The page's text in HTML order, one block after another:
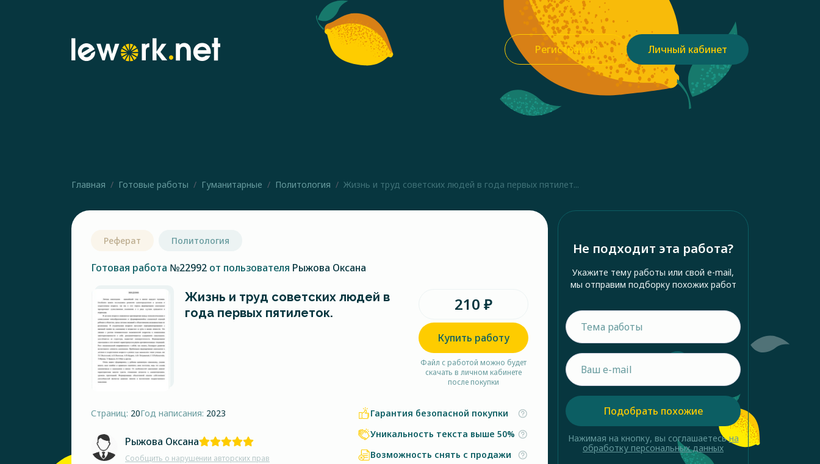
Регистрация Личный кабинет
Главная Готовые работы Гуманитарные Политология Жизнь и труд советских людей в года первых пятилет...
Реферат Политология
Готовая работа №22992 от пользователя Рыжова Оксана
Жизнь и труд советских людей в
года первых пятилеток.
210 ₽
Купить работу
Файл с работой можно будет
скачать в личном кабинете
после покупки
Страниц: 20Год написания: 2023
Рыжова Оксана
Сообщить о нарушении авторских прав
Гарантия безопасной покупки
Уникальность текста выше 50%
Возможность снять с продажи
Не подходит эта работа?
Укажите тему работы или свой e-mail,
мы отправим подборку похожих работ
Подобрать похожие
Нажимая на кнопку, вы соглашаетесьна
обработку персональных данных